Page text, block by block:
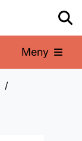
Meny